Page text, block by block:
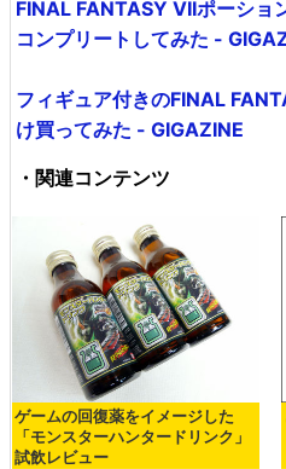
FINAL FANTASY VIIポーショ
コンプリートしてみた -
フィギュア付きのFINAL
け買ってみた - GIGAZINE
・関連コンテンツ
ゲームの回復薬をイメージした
「モンスターハンタードリンク」
試飲レビュー